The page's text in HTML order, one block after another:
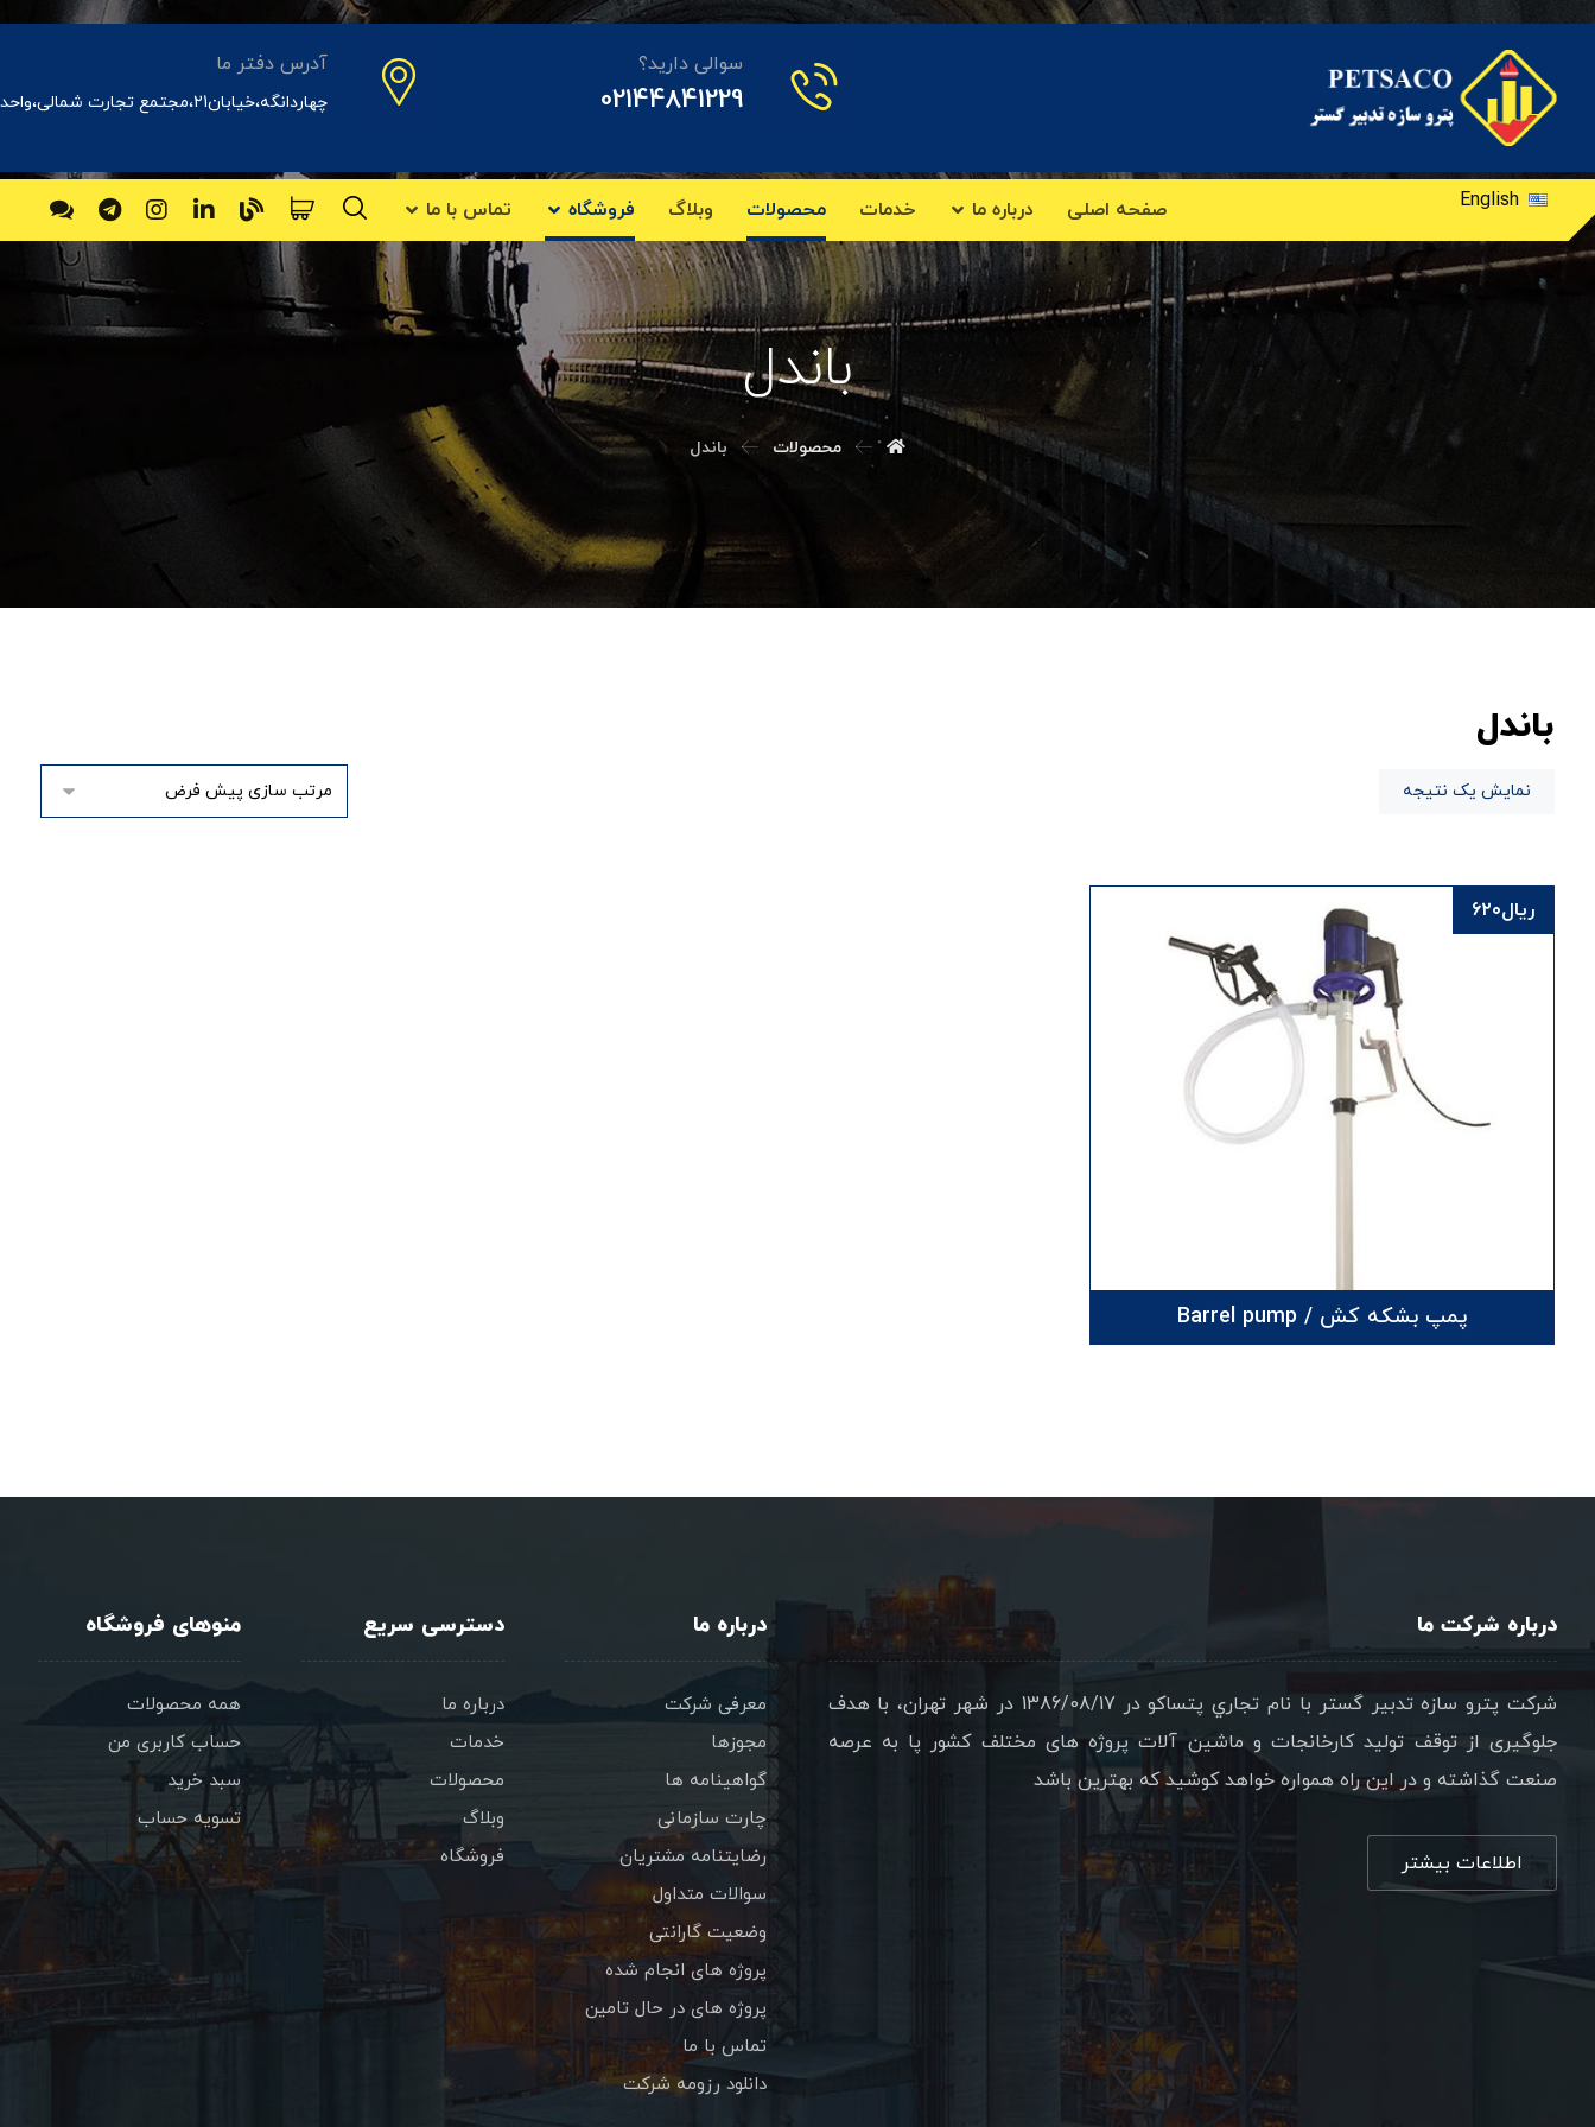
سوالی دارید؟
02144841229
آدرس دفتر ما
چهاردانگه،خیابان21،مجتمع تجارت شمالی،واحد31اداری
English صفحه اصلی درباره ما خدمات محصولات وبلاگ فروشگاه تماس با ما
باندل
محصولات باندل
باندل
نمایش یک نتیجه
پمپ بشکه کش / Barrel pump
ریال۶۲۰
درباره شرکت ما
شرکت پترو سازه تدبير گستر با نام تجاري پتساکو در 1386/08/17 در شهر تهران، با هدف
جلوگیری از توقف تولید کارخانجات و ماشین آلات پروژه های مختلف کشور پا به عرصه
صنعت گذاشته و در این راه همواره خواهد کوشید که بهترین باشد
اطلاعات بیشتر
درباره ما
معرفی شرکت
مجوزها
گواهینامه ها
چارت سازمانی
رضایتنامه مشتریان
سوالات متداول
وضعیت گارانتی
پروژه های انجام شده
پروژه های در حال تامین
تماس با ما
دانلود رزومه شرکت
دسترسی سریع
درباره ما
خدمات
محصولات
وبلاگ
فروشگاه
منوهای فروشگاه
همه محصولات
حساب کاربری من
سبد خرید
تسویه حساب